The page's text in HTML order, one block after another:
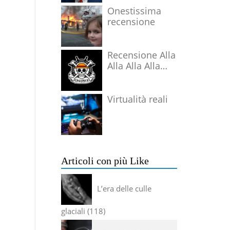
Onestissima
recensione
Recensione Alla
Alla Alla Alla
Virtualità reali
Articoli con più Like
L’era delle culle
glaciali 118